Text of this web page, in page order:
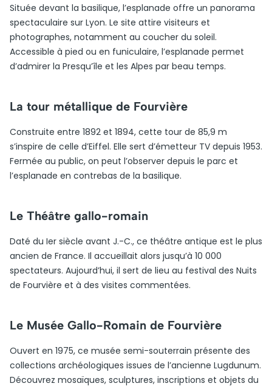
Située devant la basilique, l’esplanade offre un panorama
spectaculaire sur Lyon. Le site attire visiteurs et
photographes, notamment au coucher du soleil.
Accessible à pied ou en funiculaire, l’esplanade permet
d’admirer la Presqu’île et les Alpes par beau temps.
La tour métallique de Fourvière
Construite entre 1892 et 1894, cette tour de 85,9 m
s’inspire de celle d’Eiffel. Elle sert d’émetteur TV depuis 1953.
Fermée au public, on peut l’observer depuis le parc et
l’esplanade en contrebas de la basilique.
Le Théâtre gallo-romain
Daté du Ier siècle avant J.-C., ce théâtre antique est le plus
ancien de France. Il accueillait alors jusqu’à 10 000
spectateurs. Aujourd’hui, il sert de lieu au festival des Nuits
de Fourvière et à des visites commentées.
Le Musée Gallo-Romain de Fourvière
Ouvert en 1975, ce musée semi-souterrain présente des
collections archéologiques issues de l’ancienne Lugdunum.
Découvrez mosaïques, sculptures, inscriptions et objets du